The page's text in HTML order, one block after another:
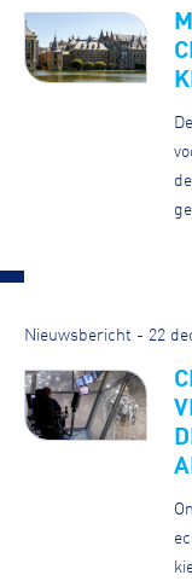
Nieuwsbericht - 22